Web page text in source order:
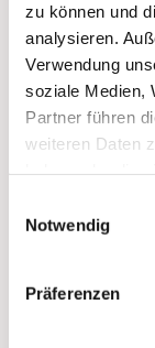
zu können und
analysieren.
Verwendung
soziale Medien,
Partner führen
weiteren Daten
Notwendig
Präferenzen